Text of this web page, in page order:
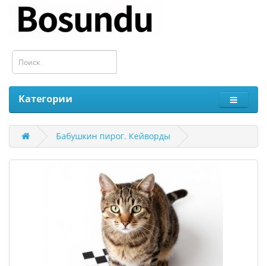
Категории
Бабушкин пирог. Кейворды